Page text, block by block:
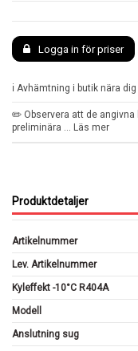
Logga in för priser
ℹ️ Avhämtning i butik nära dig
✏️ Observera att de angivna
preliminära ... Läs mer
Produktdetaljer
Artikelnummer
Lev. Artikelnummer
Kyleffekt -10°C R404A
Modell
Anslutning sug